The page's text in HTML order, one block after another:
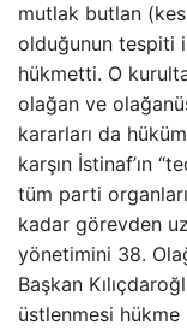
mutlak butlan
olduğunun tespiti
hükmetti. O
olağan ve
kararları da
karşın İstinaf’ın
tüm parti
kadar görevden
yönetimini 38.
Başkan
üstlenmesi hükme